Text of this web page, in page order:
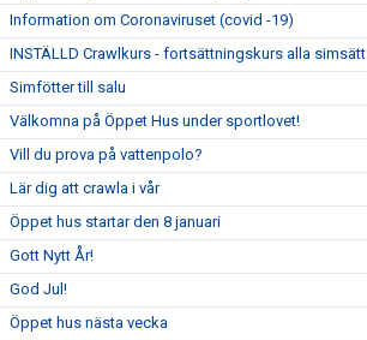
Information om Coronaviruset (covid -19)
INSTÄLLD Crawlkurs - fortsättningskurs alla simsätt
Simfötter till salu
Välkomna på Öppet Hus under sportlovet!
Vill du prova på vattenpolo?
Lär dig att crawla i vår
Öppet hus startar den 8 januari
Gott Nytt År!
God Jul!
Öppet hus nästa vecka